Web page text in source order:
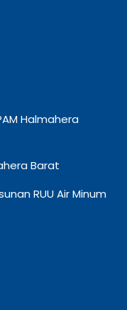
Halmahera
Barat
RUU Air Minum